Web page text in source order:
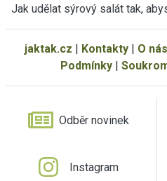
Jak udělat sýrový salát tak,
jaktak.cz | Kontakty| O nás
Podmínky|
Odběr novinek
Instagram